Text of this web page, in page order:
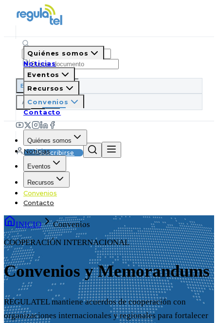
ES IT
A A A
Suscribirse
Quiénes somos
Noticias
Eventos
Recursos
Convenios
Contacto
Quiénes somos
Noticias
Eventos
Recursos
Convenios
Contacto
INICIO
Convenios
COOPERACIÓN INTERNACIONAL
Convenios y Memorandums
REGULATEL mantiene acuerdos de cooperación con
organizaciones internacionales y regionales para fortalecer